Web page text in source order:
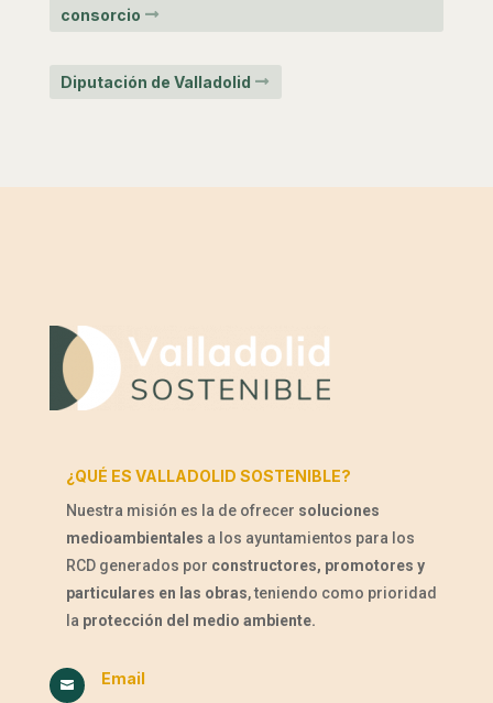
consorcio
Diputación de Valladolid
¿QUÉ ES VALLADOLID SOSTENIBLE?
Nuestra misión es la de ofrecer soluciones
medioambientales a los ayuntamientos para los
RCD generados por constructores, promotores y
particulares en las obras, teniendo como prioridad
la protección del medio ambiente.
 Email